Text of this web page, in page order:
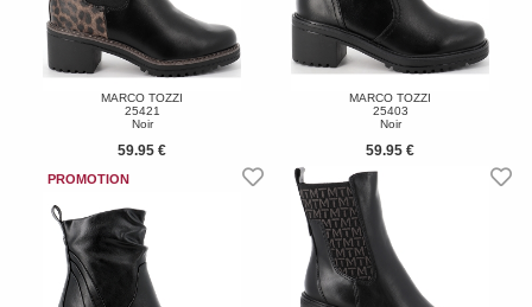
MARCO TOZZI
25421
Noir
59.95 €
MARCO TOZZI
25403
Noir
59.95 €